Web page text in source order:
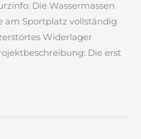
Die Wassermassen
am Sportplatz vollständig
Widerlager
Die erst